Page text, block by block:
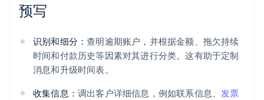
预写
识别和细分：查明逾期账户，并根据金额、拖欠持续
时间和付款历史等因素对其进行分类。这有助于定制
消息和升级时间表。
收集信息： 调出客户详细信息，例如联系信息、发票